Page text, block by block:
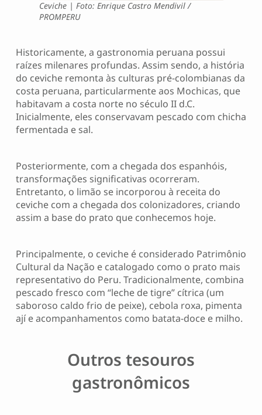
Ceviche | Foto: Enrique Castro Mendivil /
PROMPERU
Historicamente, a gastronomia peruana possui
raízes milenares profundas. Assim sendo, a história
do ceviche remonta às culturas pré-colombianas da
costa peruana, particularmente aos Mochicas, que
habitavam a costa norte no século II d.C.
Inicialmente, eles conservavam pescado com chicha
fermentada e sal.
Posteriormente, com a chegada dos espanhóis,
transformações significativas ocorreram.
Entretanto, o limão se incorporou à receita do
ceviche com a chegada dos colonizadores, criando
assim a base do prato que conhecemos hoje.
Principalmente, o ceviche é considerado Patrimônio
Cultural da Nação e catalogado como o prato mais
representativo do Peru. Tradicionalmente, combina
pescado fresco com “leche de tigre” cítrica (um
saboroso caldo frio de peixe), cebola roxa, pimenta
ají e acompanhamentos como batata-doce e milho.
Outros tesouros
gastronômicos